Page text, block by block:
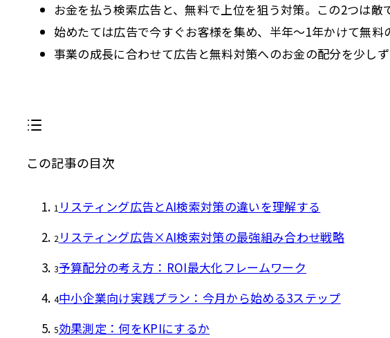
お金を払う検索広告と、無料で上位を狙う対策。この2つは敵
始めたては広告で今すぐお客様を集め、半年〜1年かけて無料
事業の成長に合わせて広告と無料対策へのお金の配分を少しず
この記事の目次
1 リスティング広告とAI検索対策の違いを理解する
2リスティング広告×AI検索対策の最強組み合わせ戦略
3予算配分の考え方：ROI最大化フレームワーク
4中小企業向け実践プラン：今月から始める3ステップ
5効果測定：何をKPIにするか